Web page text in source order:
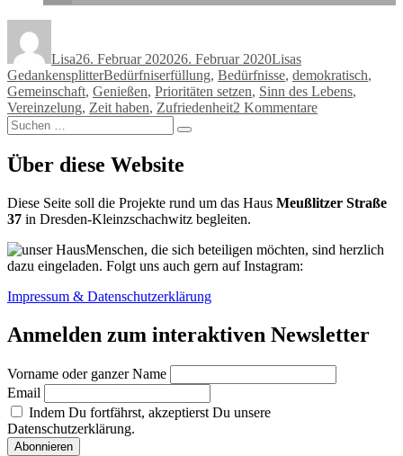
Lisa26. Februar 202026. Februar 2020Lisas
GedankensplitterSchlagwörter
Bedürfniserfüllung, Bedürfnisse, demokratisch,
Gemeinschaft, Genießen, Prioritäten setzen, Sinn des Lebens,
Vereinzelung, Zeit haben, Zufriedenheit2 Kommentarezu
haben
wofür?
Suchen
nach:
Suchen
Über diese Website
Diese Seite soll die Projekte rund um das Haus Meußlitzer Straße
37 in Dresden-Kleinzschachwitz begleiten.
Menschen, die sich beteiligen möchten, sind herzlich
dazu eingeladen. Folgt uns auch gern auf Instagram:
Impressum & Datenschutzerklärung
Anmelden zum interaktiven Newsletter
Vorname oder ganzer Name
Email
Indem Du fortfährst, akzeptierst Du unsere
Datenschutzerklärung.